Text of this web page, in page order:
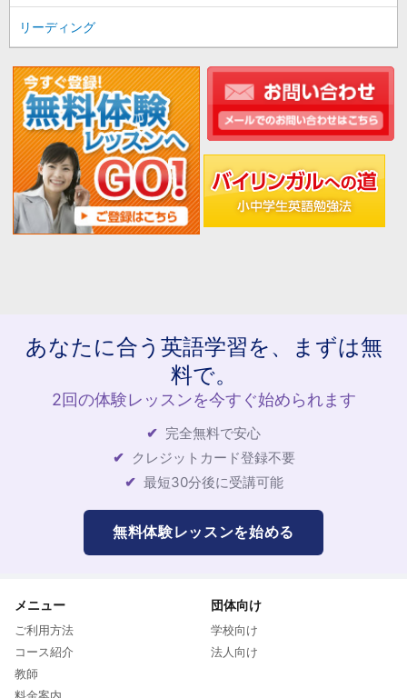
リーディング
あなたに合う英語学習を、まずは無
料で。
2回の体験レッスンを今すぐ始められます
完全無料で安心
クレジットカード登録不要
最短30分後に受講可能
無料体験レッスンを始める
メニュー
ご利用方法
コース紹介
教師
団体向け
学校向け
法人向け